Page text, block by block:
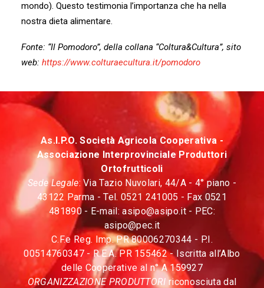
mondo). Questo testimonia l’importanza che ha nella
nostra dieta alimentare.
Fonte: “Il Pomodoro”, della collana “Coltura&Cultura”, sito
web: https://www.colturaecultura.it/pomodoro
As.I.P.O. Società Agricola Cooperativa -
Associazione Interprovinciale Produttori
Ortofrutticoli
Sede Legale: Via Tazio Nuvolari, 44/A - 4° piano -
43122 Parma - Tel. 0521 241005 - Fax 0521
481890 - E-mail:asipo@asipo.it- PEC:
asipo@pec.it
C.F.e Reg. Imp. PR 80006270344 - P.I.
00514760347 - R.E.A. PR 155462 - Iscritta all’Albo
delle Cooperative al n° A 159927
ORGANIZZAZIONE PRODUTTORI riconosciuta dal